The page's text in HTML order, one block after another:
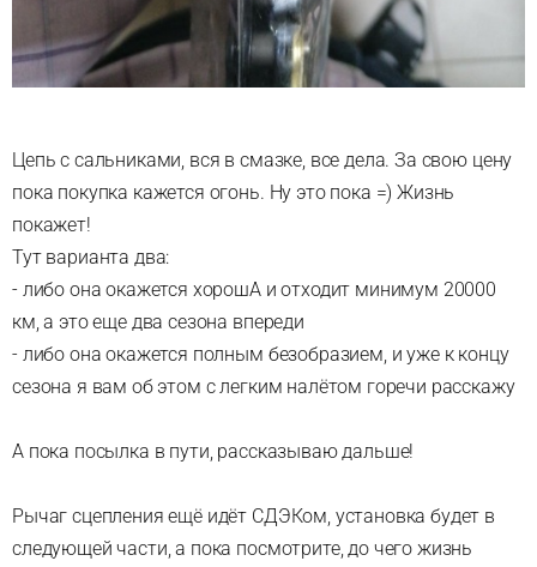
Цепь с сальниками, вся в смазке, все дела. За свою цену
пока покупка кажется огонь. Ну это пока =) Жизнь
покажет!
Тут варианта два:
- либо она окажется хорошА и отходит минимум 20000
км, а это еще два сезона впереди
- либо она окажется полным безобразием, и уже к концу
сезона я вам об этом с легким налётом горечи расскажу
А пока посылка в пути, рассказываю дальше!
Рычаг сцепления ещё идёт СДЭКом, установка будет в
следующей части, а пока посмотрите, до чего жизнь